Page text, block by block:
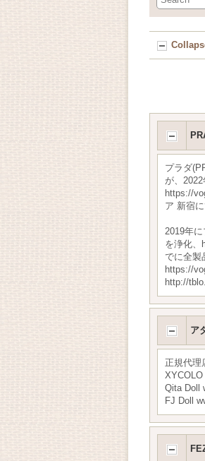
プラダ
が、
https://
ア 新宿
2019年
を浄化、
でに全製
https://
http://
ア
正規代理
XYCOLO
Qita Doll
FJ Doll